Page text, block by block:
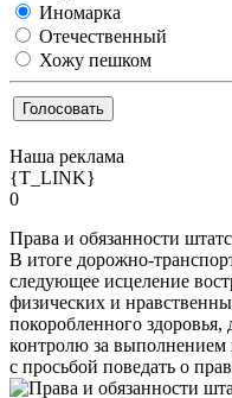
Иномарка
Отечественный
Хожу пешком
Наша реклама
{T_LINK}
0
Права и обязанности
В итоге дорожно-
следующее исцеление
физических и
покоробленного
контролю за
с просьбой поведать о